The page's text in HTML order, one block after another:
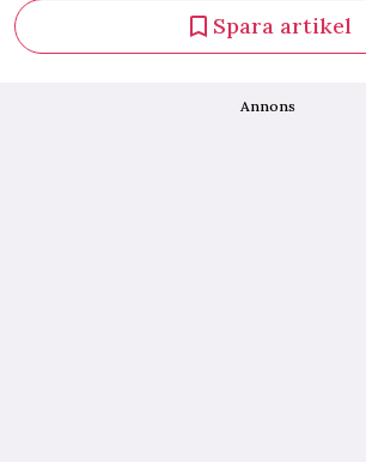
Spara artikel
Annons